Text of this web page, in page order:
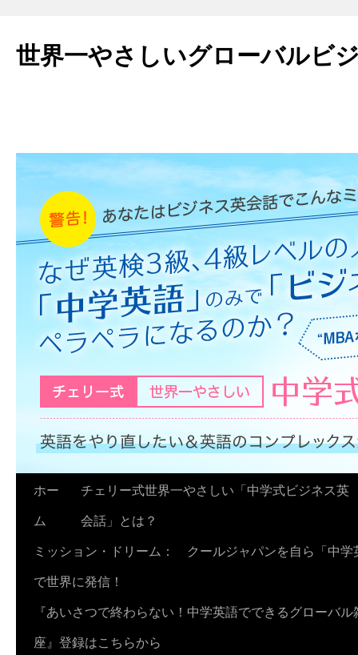
世界一やさしいグローバルビ
ホー
ム
チェリー式世界一やさしい「中学式ビジネス英
会話」とは？
ミッション・ドリーム： クールジャパンを自ら「中学
で世界に発信！
『あいさつで終わらない！中学英語でできるグローバ
座』登録はこちらから